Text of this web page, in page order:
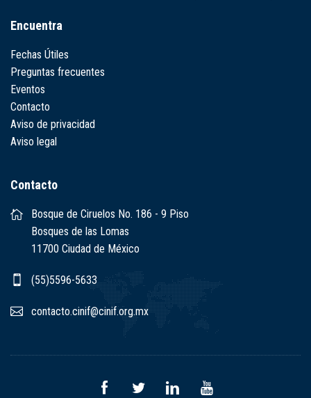
Encuentra
Fechas Útiles
Preguntas frecuentes
Eventos
Contacto
Aviso de privacidad
Aviso legal
Contacto
Bosque de Ciruelos No. 186 - 9 Piso
Bosques de las Lomas
11700 Ciudad de México
(55)5596-5633
contacto.cinif@cinif.org.mx